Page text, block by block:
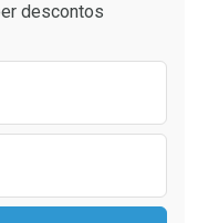
sem Desconto
sem Desconto
descontos